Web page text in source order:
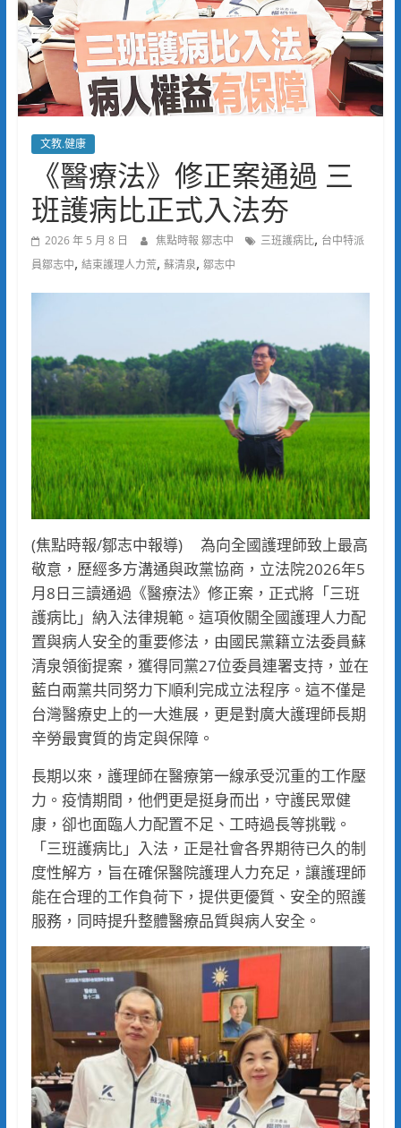
文教.健康
《醫療法》修正案通過 三
班護病比正式入法夯
2026 年 5 月 8 日 焦點時報 鄒志中 三班護病比, 台中特派
員鄒志中, 結束護理人力荒, 蘇清泉, 鄒志中
(焦點時報/鄒志中報導) 為向全國護理師致上最高
敬意，歷經多方溝通與政黨協商，立法院2026年5
月8日三讀通過《醫療法》修正案，正式將「三班
護病比」納入法律規範。這項攸關全國護理人力配
置與病人安全的重要修法，由國民黨籍立法委員蘇
清泉領銜提案，獲得同黨27位委員連署支持，並在
藍白兩黨共同努力下順利完成立法程序。這不僅是
台灣醫療史上的一大進展，更是對廣大護理師長期
辛勞最實質的肯定與保障。
長期以來，護理師在醫療第一線承受沉重的工作壓
力。疫情期間，他們更是挺身而出，守護民眾健
康，卻也面臨人力配置不足、工時過長等挑戰。
「三班護病比」入法，正是社會各界期待已久的制
度性解方，旨在確保醫院護理人力充足，讓護理師
能在合理的工作負荷下，提供更優質、安全的照護
服務，同時提升整體醫療品質與病人安全。